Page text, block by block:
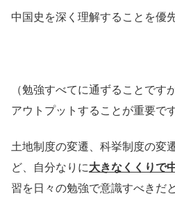
中国史を深く理解することを優
（勉強すべてに通ずることです
アウトプットすることが重要です
土地制度の変遷、科挙制度の変
ど、自分なりに大きなくくりで
習を日々の勉強で意識すべきだ